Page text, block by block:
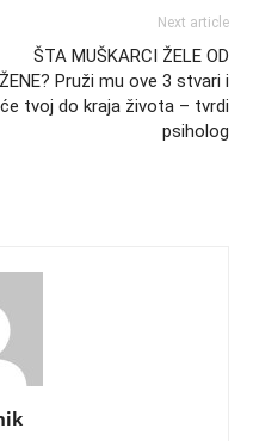
Next article
ŠTA MUŠKARCI ŽELE OD
ŽENE? Pruži mu ove 3 stvari i
tvoj do kraja života – tvrdi
psiholog